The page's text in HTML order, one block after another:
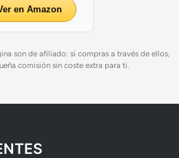
en Amazon
son de afiliado: si compras a través de ellos,
comisión sin coste extra para ti.